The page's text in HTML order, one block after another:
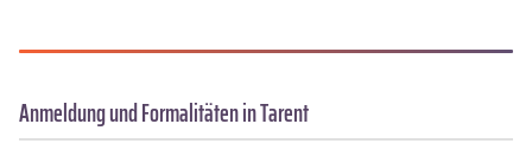
Anmeldung und Formalitäten in Tarent